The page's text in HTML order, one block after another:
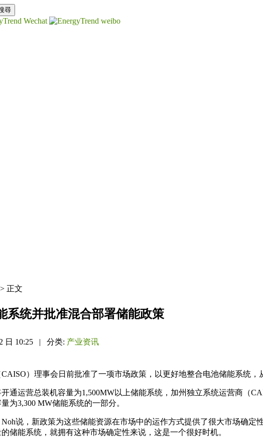
> 正文
系统并批准混合部署储能政策
日 10:25 | 分类: 产业资讯
）理事会日前批准了一项市场政策，以更好地整合电池储能系统
通运营总装机容量为1,500MW以上储能系统，加州独立系统运营商（
为3,300 MW储能系统的一部分。
说，新政策为这些储能资源在市场中的运作方式提供了很大市场确
储能系统，就拥有这种市场确定性来说，这是一个很好时机。